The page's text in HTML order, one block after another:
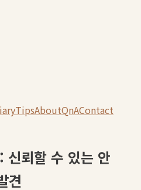
TipsAboutQnAContact
신뢰할 수 있는 안
견